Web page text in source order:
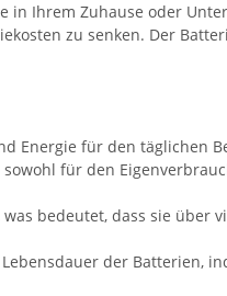
in Ihrem Zuhause oder
zu senken. Der
Energie für den täglichen
für den
bedeutet, dass sie über
der Batterien,